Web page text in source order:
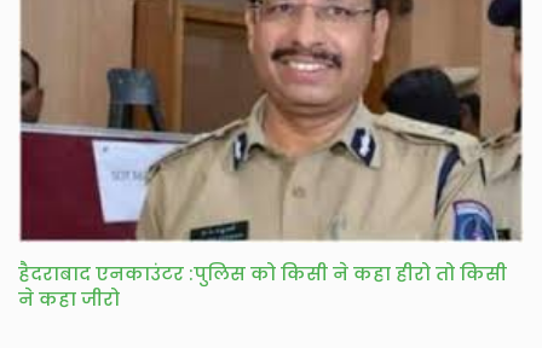
हैदराबाद एनकाउंटर :पुलिस को किसी ने कहा हीरो तो किसी
ने कहा जीरो